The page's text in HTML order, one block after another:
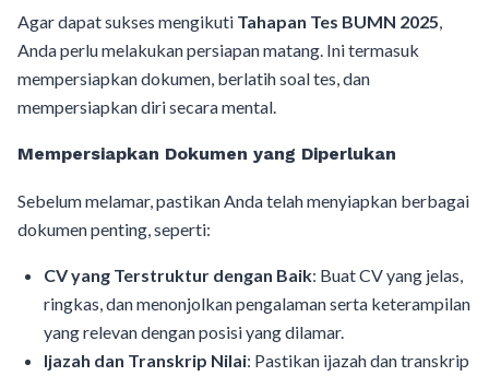
Agar dapat sukses mengikuti Tahapan Tes BUMN 2025
Anda perlu melakukan persiapan matang. Ini termasuk
mempersiapkan dokumen, berlatih soal tes, dan
mempersiapkan diri secara mental.
Mempersiapkan Dokumen yang Diperlukan
Sebelum melamar, pastikan Anda telah menyiapkan berbagai
dokumen penting, seperti:
CV yang Terstruktur dengan Baik: Buat CV yang jelas,
ringkas, dan menonjolkan pengalaman serta keterampilan
yang relevan dengan posisi yang dilamar.
Ijazah dan Transkrip Nilai: Pastikan ijazah dan transkrip